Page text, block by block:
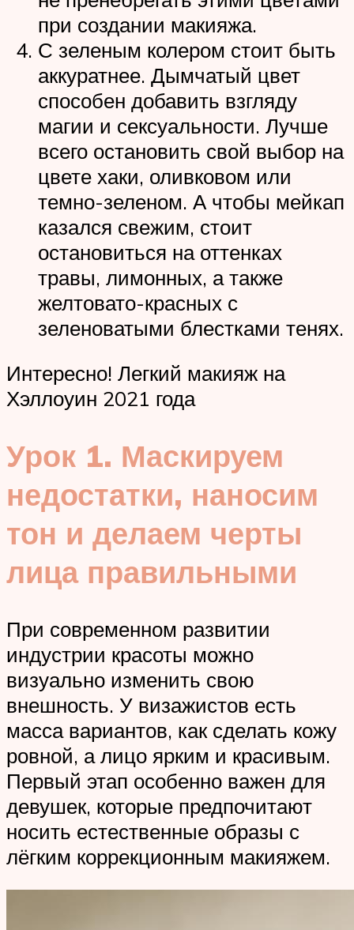
при создании макияжа.
С зеленым колером стоит быть
аккуратнее. Дымчатый цвет
способен добавить взгляду
магии и сексуальности. Лучше
всего остановить свой выбор на
цвете хаки, оливковом или
темно-зеленом. А чтобы мейкап
казался свежим, стоит
остановиться на оттенках
травы, лимонных, а также
желтовато-красных с
зеленоватыми блестками тенях.
Интересно! Легкий макияж на
Хэллоуин 2021 года
Урок 1. Маскируем
недостатки, наносим
тон и делаем черты
лица правильными
При современном развитии
индустрии красоты можно
визуально изменить свою
внешность. У визажистов есть
масса вариантов, как сделать кожу
ровной, а лицо ярким и красивым.
Первый этап особенно важен для
девушек, которые предпочитают
носить естественные образы с
лёгким коррекционным макияжем.